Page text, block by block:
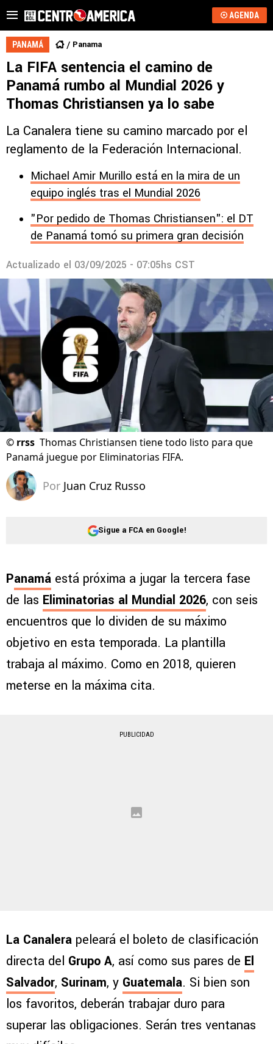
AGENDA
PANAMÁ Panama
La FIFA sentencia el camino de
Panamá rumbo al Mundial 2026 y
Thomas Christiansen ya lo sabe
La Canalera tiene su camino marcado por el
reglamento de la Federación Internacional.
Michael Amir Murillo está en la mira de un
equipo inglés tras el Mundial 2026
"Por pedido de Thomas Christiansen": el DT
de Panamá tomó su primera gran decisión
Actualizado el 03/09/2025 - 07:05hs CST
© rrss Thomas Christiansen tiene todo listo para que
Panamá juegue por Eliminatorias FIFA.
Por Juan Cruz Russo
Sigue a FCA en Google!
Panamá está próxima a jugar la tercera fase
de las Eliminatorias al Mundial 2026, con seis
encuentros que lo dividen de su máximo
objetivo en esta temporada. La plantilla
trabaja al máximo. Como en 2018, quieren
meterse en la máxima cita.
PUBLICIDAD
La Canalera peleará el boleto de clasificación
directa del Grupo A, así como sus pares de El
Salvador, Surinam, y Guatemala. Si bien son
los favoritos, deberán trabajar duro para
superar las obligaciones. Serán tres ventanas